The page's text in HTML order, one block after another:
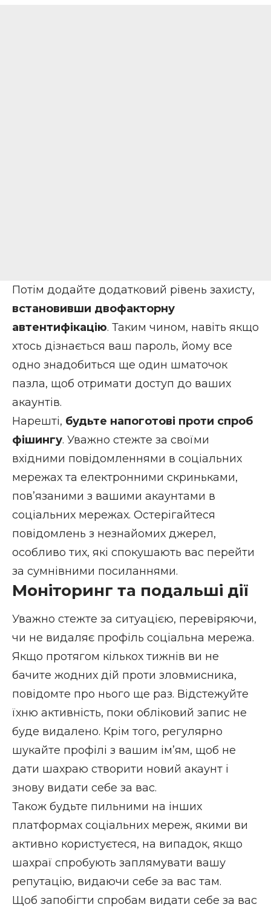
Потім додайте додатковий рівень захисту,
встановивши двофакторну
автентифікацію. Таким чином, навіть якщо
хтось дізнається ваш пароль, йому все
одно знадобиться ще один шматочок
пазла, щоб отримати доступ до ваших
акаунтів.
Нарешті, будьте напоготові проти спроб
фішингу. Уважно стежте за своїми
вхідними повідомленнями в соціальних
мережах та електронними скриньками,
пов’язаними з вашими акаунтами в
соціальних мережах. Остерігайтеся
повідомлень з незнайомих джерел,
особливо тих, які спокушають вас перейти
за сумнівними посиланнями.
Моніторинг та подальші дії
Уважно стежте за ситуацією, перевіряючи,
чи не видаляє профіль соціальна мережа.
Якщо протягом кількох тижнів ви не
бачите жодних дій проти зловмисника,
повідомте про нього ще раз. Відстежуйте
їхню активність, поки обліковий запис не
буде видалено. Крім того, регулярно
шукайте профілі з вашим ім’ям, щоб не
дати шахраю створити новий акаунт і
знову видати себе за вас.
Також будьте пильними на інших
платформах соціальних мереж, якими ви
активно користуєтеся, на випадок, якщо
шахраї спробують заплямувати вашу
репутацію, видаючи себе за вас там.
Щоб запобігти спробам видати себе за вас